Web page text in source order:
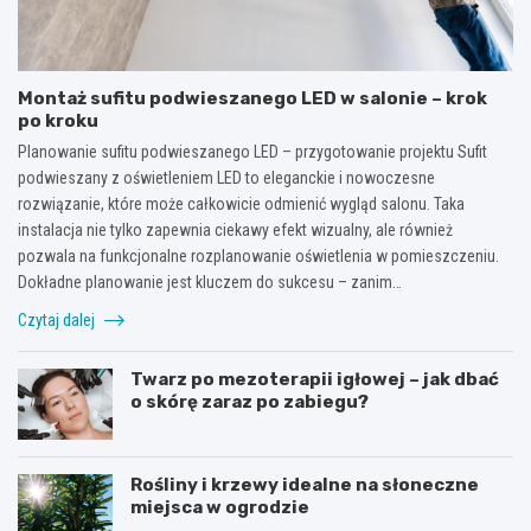
Montaż sufitu podwieszanego LED w salonie – krok
po kroku
Planowanie sufitu podwieszanego LED – przygotowanie projektu Sufit
podwieszany z oświetleniem LED to eleganckie i nowoczesne
rozwiązanie, które może całkowicie odmienić wygląd salonu. Taka
instalacja nie tylko zapewnia ciekawy efekt wizualny, ale również
pozwala na funkcjonalne rozplanowanie oświetlenia w pomieszczeniu.
Dokładne planowanie jest kluczem do sukcesu – zanim…
Czytaj dalej
Twarz po mezoterapii igłowej – jak dbać
o skórę zaraz po zabiegu?
Rośliny i krzewy idealne na słoneczne
miejsca w ogrodzie